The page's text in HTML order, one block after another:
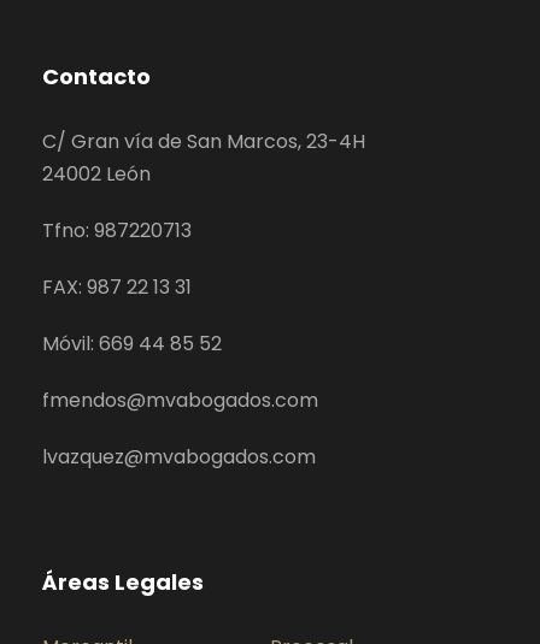
Contacto
C/ Gran vía de San Marcos, 23-4H
24002 León
Tfno: 987220713
FAX: 987 22 13 31
Móvil: 669 44 85 52
fmendos@mvabogados.com
lvazquez@mvabogados.com
Áreas Legales